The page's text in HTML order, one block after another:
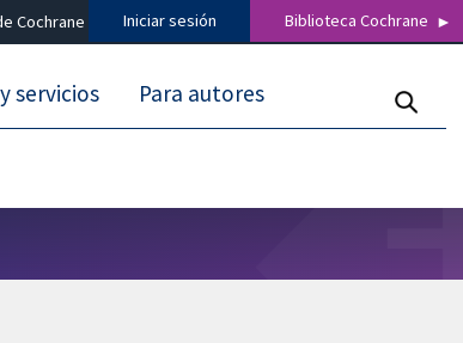
Cochrane Iniciar sesión Biblioteca Cochrane
servicios Para autores